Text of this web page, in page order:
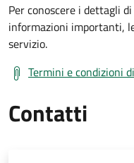
Per conoscere i dettagli
informazioni importanti,
servizio.
Termini e condizioni
Contatti